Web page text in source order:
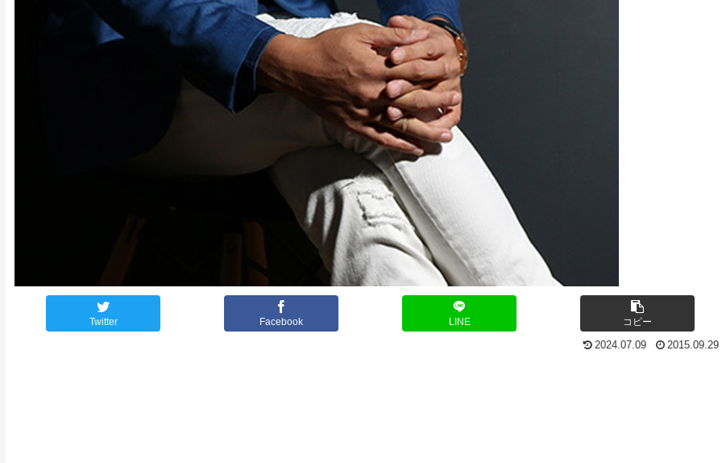
Twitter Facebook LINE コピー
2024.07.09 2015.09.29